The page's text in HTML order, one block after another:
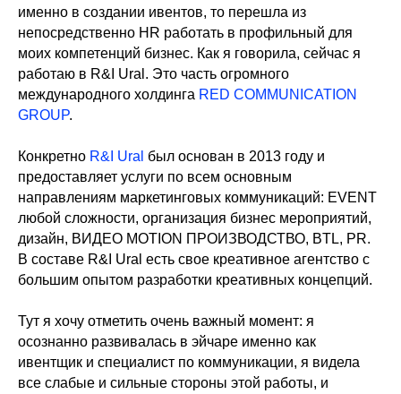
именно в создании ивентов, то перешла из
непосредственно HR работать в профильный для
моих компетенций бизнес. Как я говорила, сейчас я
работаю в R&I Ural. Это часть огромного
международного холдинга RED COMMUNICATION
GROUP.
Конкретно R&I Ural был основан в 2013 году и
предоставляет услуги по всем основным
направлениям маркетинговых коммуникаций: EVENT
любой сложности, организация бизнес мероприятий,
дизайн, ВИДЕО MOTION ПРОИЗВОДСТВО, BTL, PR.
В составе R&I Ural есть свое креативное агентство с
большим опытом разработки креативных концепций.
Тут я хочу отметить очень важный момент: я
осознанно развивалась в эйчаре именно как
ивентщик и специалист по коммуникации, я видела
все слабые и сильные стороны этой работы, и